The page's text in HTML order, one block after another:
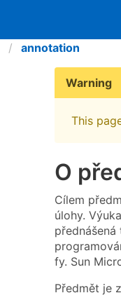
annotation
Warning
This
O
Cílem
úlohy.
fy. Sun
Předmět je